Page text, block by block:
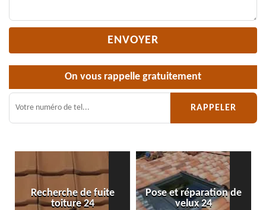
On vous rappelle gratuitement
Recherche de fuite
toiture 24
Pose et réparation de
velux 24